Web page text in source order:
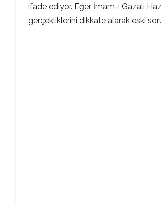
ifade ediyor. Eğer İmam-ı Gazali
gerçekliklerini dikkate alarak eski